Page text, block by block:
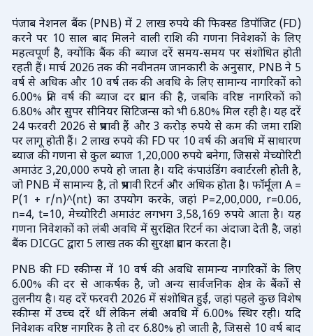
पंजाब नेशनल बैंक (PNB) में 2 लाख रुपये की फिक्स्ड डिपॉजिट (FD)
करने पर 10 साल बाद मिलने वाली राशि की गणना निवेशकों के लिए
महत्वपूर्ण है, क्योंकि बैंक की ब्याज दरें समय-समय पर संशोधित होती
रहती हैं। मार्च 2026 तक की नवीनतम जानकारी के अनुसार, PNB ने 5
वर्ष से अधिक और 10 वर्ष तक की अवधि के लिए सामान्य नागरिकों को
6.00% प्रति वर्ष की ब्याज दर प्रदान की है, जबकि वरिष्ठ नागरिकों को
6.80% और सुपर सीनियर सिटिजन्स को भी 6.80% मिल रही है। यह दरें
24 फरवरी 2026 से प्रभावी हैं और 3 करोड़ रुपये से कम की जमा राशि
पर लागू होती हैं। 2 लाख रुपये की FD पर 10 वर्ष की अवधि में साधारण
ब्याज की गणना से कुल ब्याज 1,20,000 रुपये बनेगा, जिससे मेच्योरिटी
अमाउंट 3,20,000 रुपये हो जाता है। यदि कंपाउंडिंग क्वार्टरली होती है,
जो PNB में सामान्य है, तो प्रभावी रिटर्न और अधिक होता है। फॉर्मूला A =
P(1 + r/n)^(nt) का उपयोग करके, जहां P=2,00,000, r=0.06,
n=4, t=10, मेच्योरिटी अमाउंट लगभग 3,58,169 रुपये आता है। यह
गणना निवेशकों को लंबी अवधि में सुरक्षित रिटर्न का अंदाजा देती है, जहां
बैंक DICGC द्वारा 5 लाख तक की सुरक्षा प्रदान करता है।
PNB की FD स्कीम्स में 10 वर्ष की अवधि सामान्य नागरिकों के लिए
6.00% की दर से आकर्षक है, जो अन्य सार्वजनिक क्षेत्र के बैंकों से
तुलनीय है। यह दरें फरवरी 2026 में संशोधित हुईं, जहां पहले कुछ विशेष
स्कीम्स में उच्च दरें थीं लेकिन लंबी अवधि में 6.00% स्थिर रही। यदि
निवेशक वरिष्ठ नागरिक है तो दर 6.80% हो जाती है, जिससे 10 वर्ष बाद